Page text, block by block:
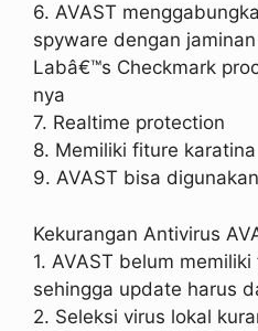
6. AVAST
spyware dengan
Labâ€™s Checkmark
nya
7. Realtime protection
8. Memiliki fiture karatina
9. AVAST bisa
Kekurangan Antivirus
1. AVAST belum
sehingga update harus
2. Seleksi virus lokal